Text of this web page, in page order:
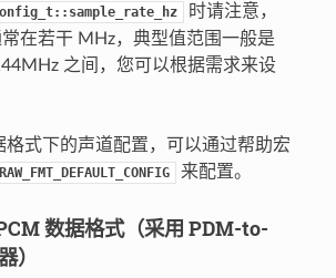
时请注意，
在若干 MHz，典型值范围一般是
之间，您可以根据需求来设
格式下的声道配置，可以通过帮助宏
来配置。
数据格式（采用 PDM-to-
）